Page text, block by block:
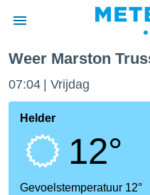
door
verstrekte
hoge
hebt de
voor
Weer Marston
07:04 Vrijdag
Helder
12°
Gevoelstemperatuur 12°